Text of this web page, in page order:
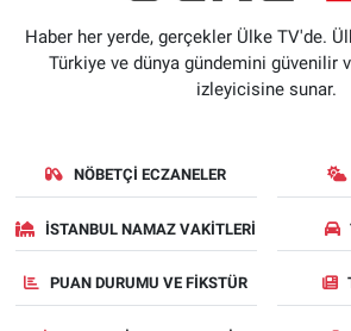
Haber her yerde, gerçekler Ülke TV'de.
Türkiye ve dünya gündemini güvenilir
izleyicisine sunar.
NÖBETÇI ECZANELER
İSTANBUL NAMAZ VAKITLERI
PUAN DURUMU VE FIKSTÜR